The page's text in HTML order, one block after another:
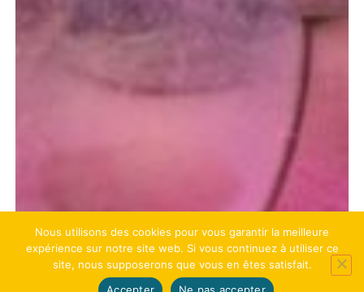
Nous utilisons des cookies pour vous garantir la meilleure
expérience sur notre site web. Si vous continuez à utiliser ce
site, nous supposerons que vous en êtes satisfait.
Accepter
Ne pas accepter